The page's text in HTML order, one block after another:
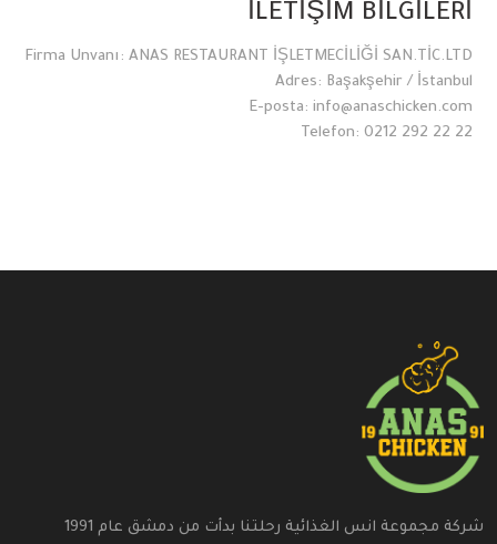
İLETİŞİM BİLGİLERİ
Firma Unvanı: ANAS RESTAURANT İŞLETMECİLİĞİ SAN.TİC.LTD
Adres: Başakşehir / İstanbul
E-posta: info@anaschicken.com
Telefon: 0212 292 22 22
شركة مجموعة انس الغذائية رحلتنا بدأت من دمشق عام 1991